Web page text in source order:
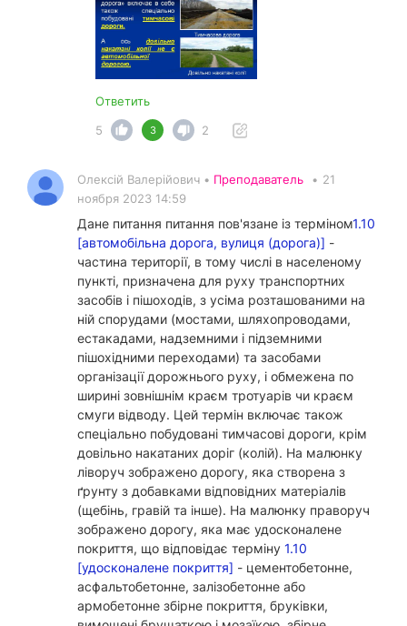
Ответить
5
3 2
Олексій Валерійович • Преподаватель • 21
ноября 2023 14:59
Дане питання питання пов'язане із терміном1.10
[автомобільна дорога, вулиця (дорога)] -
частина території, в тому числі в населеному
пункті, призначена для руху транспортних
засобів і пішоходів, з усіма розташованими на
ній спорудами (мостами, шляхопроводами,
естакадами, надземними і підземними
пішохідними переходами) та засобами
організації дорожнього руху, і обмежена по
ширині зовнішнім краєм тротуарів чи краєм
смуги відводу. Цей термін включає також
спеціально побудовані тимчасові дороги, крім
довільно накатаних доріг (колій). На малюнку
ліворуч зображено дорогу, яка створена з
ґрунту з добавками відповідних матеріалів
(щебінь, гравій та інше). На малюнку праворуч
зображено дорогу, яка має удосконалене
покриття, що відповідає терміну 1.10
[удосконалене покриття] - цементобетонне,
асфальтобетонне, залізобетонне або
армобетонне збірне покриття, бруківки,